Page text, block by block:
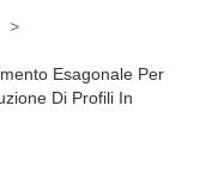
>
Esagonale Per
Di Profili In